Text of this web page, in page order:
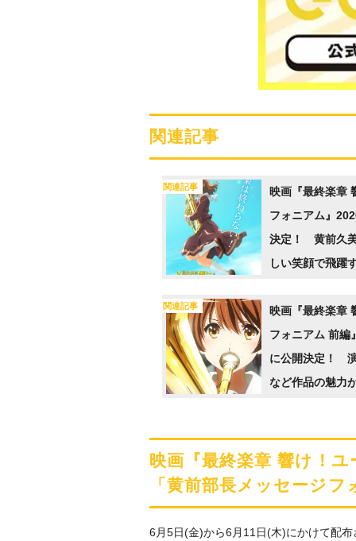
関連記事
関連記事
映画『最終楽章
フォニアム』
決定！ 黄前久
しい笑顔で飛躍
関連記事
映画『最終楽章
フォニアム 前編
に公開決定！
など作品の魅力
映画『最終楽章 響け！
「黄前部長メッセージフ
6月5日(金)から6月11日(木)にかけて配